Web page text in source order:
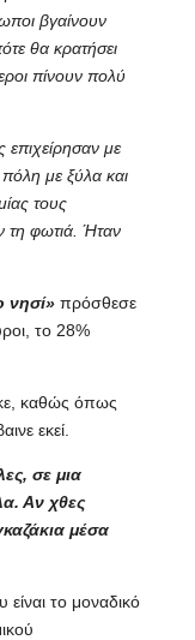
βγαίνουν
θα κρατήσει
πίνουν πολύ
επιχείρησαν με
με ξύλα και
τους
τη φωτιά. Ήταν
νησί» πρόσθεσε
το 28%
καθώς όπως
εκεί.
σε μια
Αν χθες
μέσα
το μοναδικό